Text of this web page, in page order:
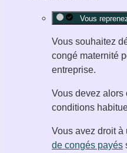
Vous
Vous souhaitez
congé maternité
entreprise.
Vous devez alors
conditions
Vous avez droit à
de congés payés